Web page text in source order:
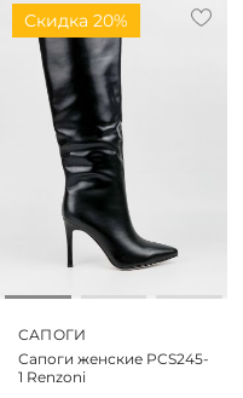
Скидка 20%
САПОГИ
Сапоги женские PCS245-
1 Renzoni